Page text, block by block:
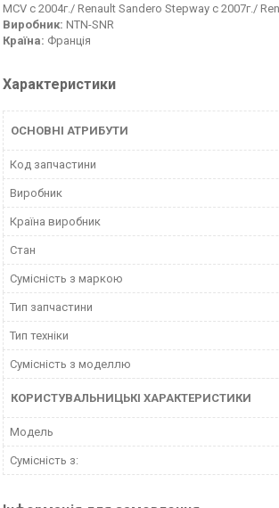
MCV c 2004г./ Renault Sandero Stepway с 2007г./
Виробник: NTN-SNR
Країна: Франція
Характеристики
ОСНОВНІ АТРИБУТИ
Код запчастини
Виробник
Країна виробник
Стан
Сумісність з маркою
Тип запчастини
Тип техніки
Сумісність з моделлю
КОРИСТУВАЛЬНИЦЬКІ ХАРАКТЕРИСТИКИ
Мoдель
Сумісність з: